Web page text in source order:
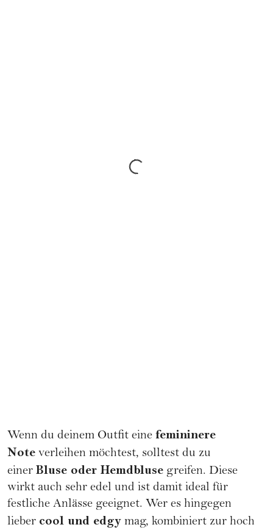
Wenn du deinem Outfit eine femininere
Note verleihen möchtest, solltest du zu
einer Bluse oder Hemdbluse greifen. Diese
wirkt auch sehr edel und ist damit ideal für
festliche Anlässe geeignet. Wer es hingegen
lieber cool und edgy mag, kombiniert zur hoch